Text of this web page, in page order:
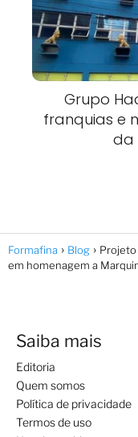
Grupo
franquias e
da
Formafina Blog
em homenagem a
Saiba mais
Editoria
Quem somos
Política de privacidade
Termos de uso